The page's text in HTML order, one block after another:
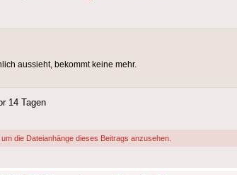
aussieht, bekommt keine mehr.
14 Tagen
die Dateianhänge dieses Beitrags anzusehen.